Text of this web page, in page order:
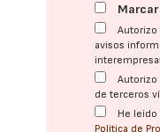
avisos
de terceros
He
Política de